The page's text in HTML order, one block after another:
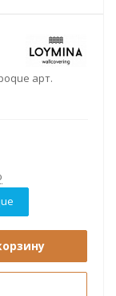
арт.